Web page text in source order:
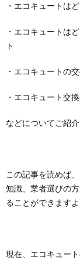
・エコキュートは
・エコキュートは
ト
・エコキュートの
・エコキュート交
などについてご紹
この記事を読めば
知識、業者選びの
ることができますよ
現在、エコキュー